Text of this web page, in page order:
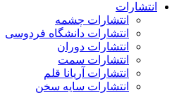
انتشارات
انتشارات چشمه
انتشارات دانشگاه فردوسی
انتشارات دوران
انتشارات سمت
انتشارات آریانا قلم
انتشارات سایه سخن